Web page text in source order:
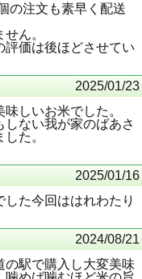
の注文も素早く配送
ん。
評価は後ほどさせてい
2025/01/23
しいお米でした。
ない我が家のばあさ
た。
2025/01/16
た今回ははれわたり
2024/08/21
の駅で購入し大変美味